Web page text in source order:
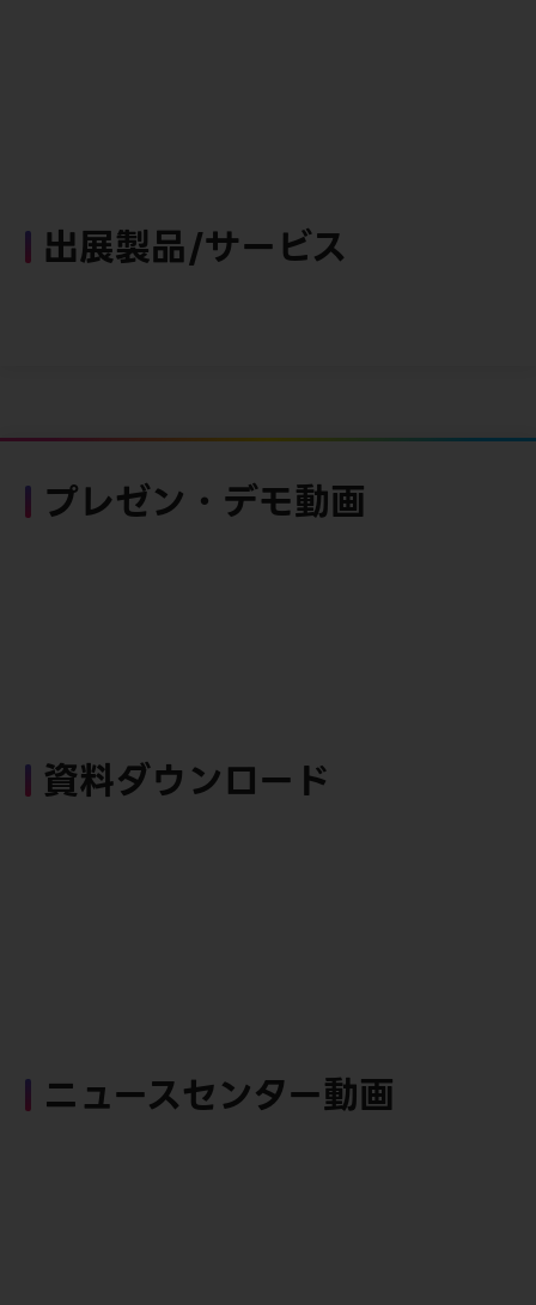
出展製品/サービス
プレゼン・デモ動画
資料ダウンロード
ニュースセンター動画